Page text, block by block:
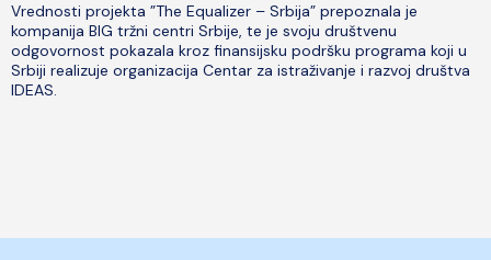
Vrednosti projekta ”The Equalizer – Srbija” prepoznala je
kompanija BIG tržni centri Srbije, te je svoju društvenu
odgovornost pokazala kroz finansijsku podršku programa koji u
Srbiji realizuje organizacija Centar za istraživanje i razvoj društva
IDEAS.